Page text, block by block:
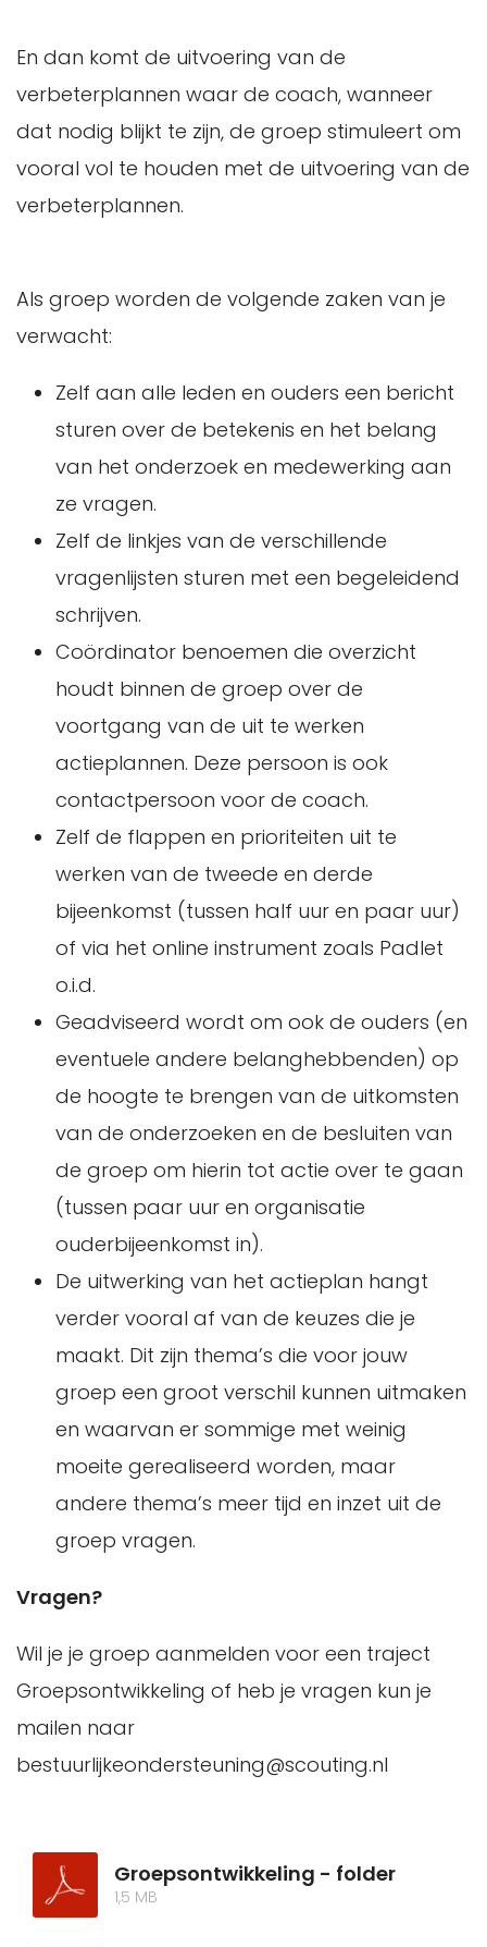
En dan komt de uitvoering van de
verbeterplannen waar de coach, wanneer
dat nodig blijkt te zijn, de groep stimuleert om
vooral vol te houden met de uitvoering van de
verbeterplannen.
Als groep worden de volgende zaken van je
verwacht:
Zelf aan alle leden en ouders een bericht
sturen over de betekenis en het belang
van het onderzoek en medewerking aan
ze vragen.
Zelf de linkjes van de verschillende
vragenlijsten sturen met een begeleidend
schrijven.
Coördinator benoemen die overzicht
houdt binnen de groep over de
voortgang van de uit te werken
actieplannen. Deze persoon is ook
contactpersoon voor de coach.
Zelf de flappen en prioriteiten uit te
werken van de tweede en derde
bijeenkomst (tussen half uur en paar uur)
of via het online instrument zoals Padlet
o.i.d.
Geadviseerd wordt om ook de ouders (en
eventuele andere belanghebbenden) op
de hoogte te brengen van de uitkomsten
van de onderzoeken en de besluiten van
de groep om hierin tot actie over te gaan
(tussen paar uur en organisatie
ouderbijeenkomst in).
De uitwerking van het actieplan hangt
verder vooral af van de keuzes die je
maakt. Dit zijn thema’s die voor jouw
groep een groot verschil kunnen uitmaken
en waarvan er sommige met weinig
moeite gerealiseerd worden, maar
andere thema’s meer tijd en inzet uit de
groep vragen.
Vragen?
Wil je je groep aanmelden voor een traject
Groepsontwikkeling of heb je vragen kun je
mailen naar
bestuurlijkeondersteuning@scouting.nl
Groepsontwikkeling - folder
1,5 MB